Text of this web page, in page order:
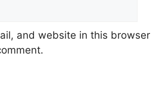
and website in this browser